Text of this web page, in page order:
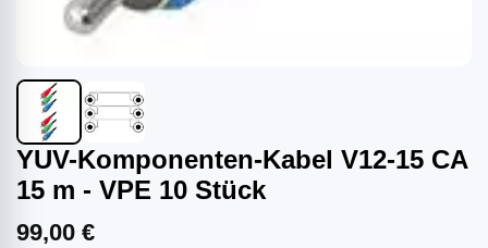
YUV-Komponenten-Kabel V12-15 CA
15 m - VPE 10 Stück
99,00 €